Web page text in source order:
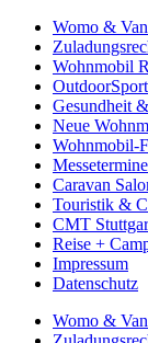
Womo &
Wohnmobil
OutdoorSport
Gesundheit
Neue
Wohnmobil-
Caravan
Touristik &
CMT
Reise +
Impressum
Datenschutz
Womo &